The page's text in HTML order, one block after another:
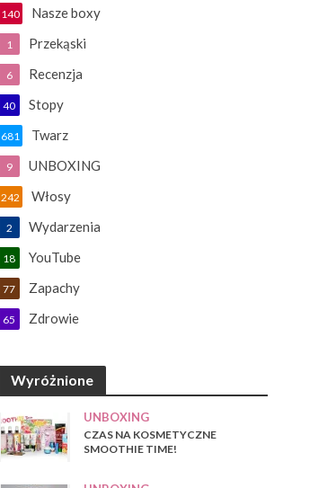
Nasze boxy
140
Przekąski
1
Recenzja
6
Stopy
40
Twarz
681
UNBOXING
9
Włosy
242
Wydarzenia
2
YouTube
18
Zapachy
77
Zdrowie
65
Wyróżnione
UNBOXING
CZAS NA KOSMETYCZNE
SMOOTHIE TIME!